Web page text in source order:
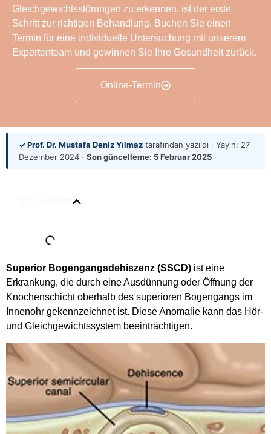
Gleichgewichtsstörungen zu erkennen, ist der erste
Schritt zur richtigen Behandlung. Buchen Sie einen
Termin für eine individuelle Untersuchung mit unserem
Expertenteam und gewinnen Sie Ihre Gesundheit zurück.
Online-Termin
✓ Prof. Dr. Mustafa Deniz Yılmaz tarafından yazıldı · Yayın: 27
Dezember 2024 · Son güncelleme: 5 Februar 2025
Superior Bogengangsdehiszenz (SSCD) ist eine
Erkrankung, die durch eine Ausdünnung oder Öffnung der
Knochenschicht oberhalb des superioren Bogengangs im
Innenohr gekennzeichnet ist. Diese Anomalie kann das Hör-
und Gleichgewichtssystem beeinträchtigen.